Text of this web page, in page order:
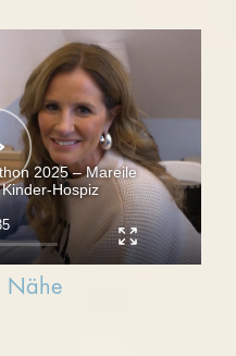
2025 – Mareile
Hospiz
Nähe